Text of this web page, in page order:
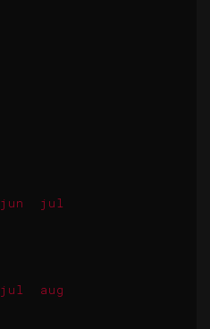
jun
jul
jul
aug